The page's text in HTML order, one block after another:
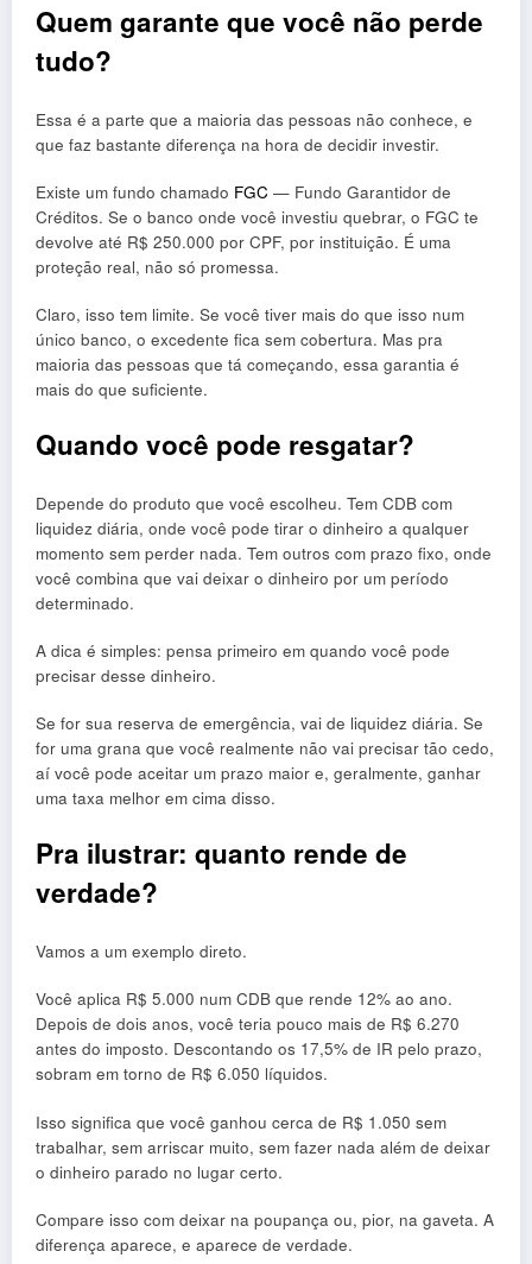
Quem garante que você não perde
tudo?
Essa é a parte que a maioria das pessoas não conhece, e
que faz bastante diferença na hora de decidir investir.
Existe um fundo chamado FGC — Fundo Garantidor de
Créditos. Se o banco onde você investiu quebrar, o FGC te
devolve até R$ 250.000 por CPF, por instituição. É uma
proteção real, não só promessa.
Claro, isso tem limite. Se você tiver mais do que isso num
único banco, o excedente fica sem cobertura. Mas pra
maioria das pessoas que tá começando, essa garantia é
mais do que suficiente.
Quando você pode resgatar?
Depende do produto que você escolheu. Tem CDB com
liquidez diária, onde você pode tirar o dinheiro a qualquer
momento sem perder nada. Tem outros com prazo fixo, onde
você combina que vai deixar o dinheiro por um período
determinado.
A dica é simples: pensa primeiro em quando você pode
precisar desse dinheiro.
Se for sua reserva de emergência, vai de liquidez diária. Se
for uma grana que você realmente não vai precisar tão cedo,
aí você pode aceitar um prazo maior e, geralmente, ganhar
uma taxa melhor em cima disso.
Pra ilustrar: quanto rende de
verdade?
Vamos a um exemplo direto.
Você aplica R$ 5.000 num CDB que rende 12% ao ano.
Depois de dois anos, você teria pouco mais de R$ 6.270
antes do imposto. Descontando os 17,5% de IR pelo prazo,
sobram em torno de R$ 6.050 líquidos.
Isso significa que você ganhou cerca de R$ 1.050 sem
trabalhar, sem arriscar muito, sem fazer nada além de deixar
o dinheiro parado no lugar certo.
Compare isso com deixar na poupança ou, pior, na gaveta. A
diferença aparece, e aparece de verdade.